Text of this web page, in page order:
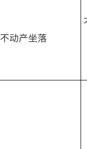
不动产坐落